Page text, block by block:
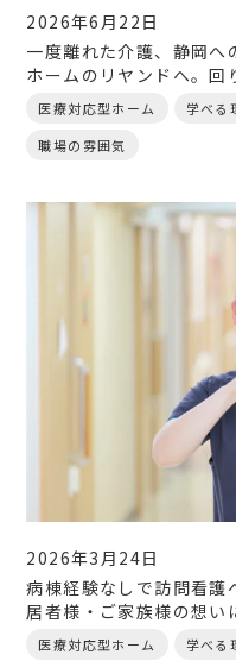
2026年6月22日
一度離れた介護、静岡へ
ホームのリヤンドへ。回
医療対応型ホーム 学べる
職場の雰囲気
2026年3月24日
病棟経験なしで訪問看
居者様・ご家族様の想い
医療対応型ホーム 学べる